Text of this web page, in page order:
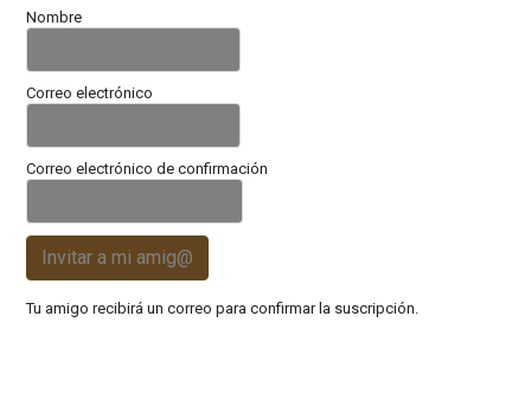
Nombre
Correo electrónico
Correo electrónico de confirmación
Invitar a mi amig@
Tu amigo recibirá un correo para confirmar la suscripción.